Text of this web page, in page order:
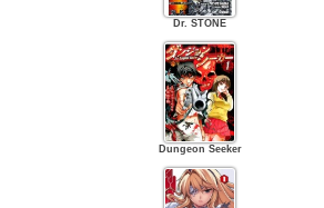
Dr. STONE
Dungeon Seeker